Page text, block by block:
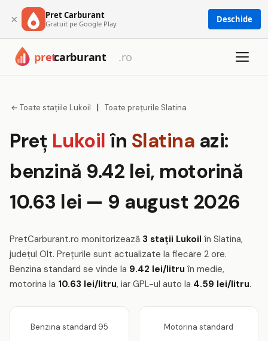
× Pret Carburant
Gratuit pe Google Play Deschide
← Toate stațiile Lukoil | Toate prețurile Slatina
Preț Lukoil în Slatina azi:
benzină 9.42 lei, motorină
10.63 lei — 9 august 2026
PretCarburant.ro monitorizează 3 stații Lukoil în Slatina,
județul Olt. Prețurile sunt actualizate la fiecare 2 ore.
Benzina standard se vinde la 9.42 lei/litru în medie,
motorina la 10.63 lei/litru, iar GPL-ul auto la 4.59 lei/litru.
Benzina standard 95 Motorina standard